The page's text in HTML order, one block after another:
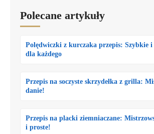
Polecane artykuły
Polędwiczki z kurczaka przepis: Szybkie i
dla każdego
Przepis na soczyste skrzydełka z grilla:
danie!
Przepis na placki ziemniaczane:
i proste!